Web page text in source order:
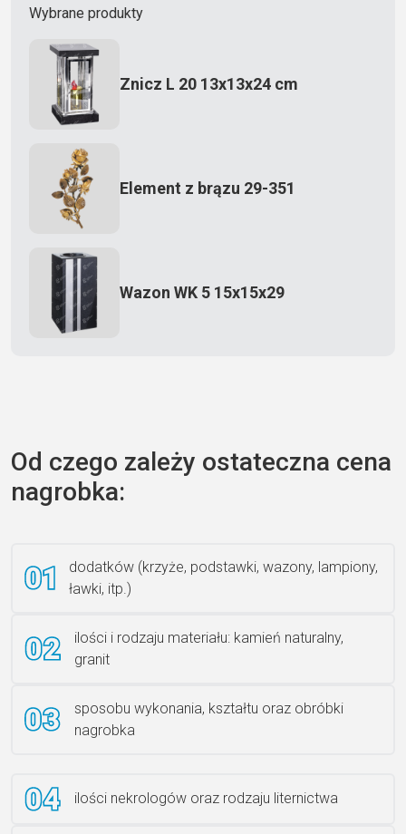
Wybrane produkty
Znicz L 20 13x13x24 cm
Element z brązu 29-351
Wazon WK 5 15x15x29
Książka 2
Ławka granitowa LG 12
Od czego zależy ostateczna cena
nagrobka:
dodatków (krzyże, podstawki, wazony, lampiony,
ławki, itp.)
ilości i rodzaju materiału: kamień naturalny,
granit
sposobu wykonania, kształtu oraz obróbki
nagrobka
ilości nekrologów oraz rodzaju liternictwa